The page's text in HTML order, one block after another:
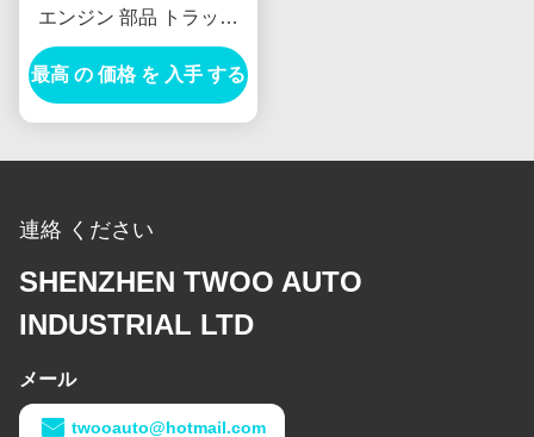
エンジン 部品 トラック
バス用 ロング ブロック
発電機
最高 の 価格 を 入手 する
連絡 ください
SHENZHEN TWOO AUTO
INDUSTRIAL LTD
メール
twooauto@hotmail.com